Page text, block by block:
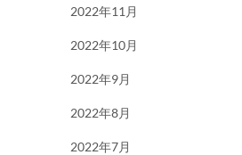
2022年11月
2022年10月
2022年9月
2022年8月
2022年7月